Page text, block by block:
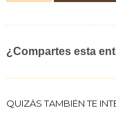
¿Compartes esta
QUIZÁS TAMBIÉN TE